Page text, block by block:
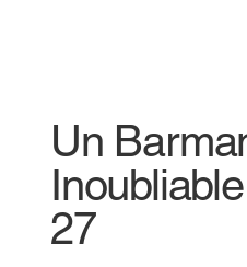
Un
27